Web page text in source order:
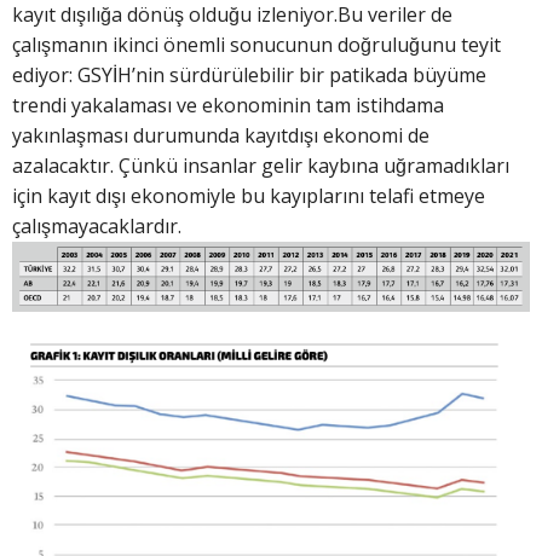
kayıt dışılığa dönüş olduğu izleniyor.Bu veriler de
çalışmanın ikinci önemli sonucunun doğruluğunu teyit
ediyor: GSYİH’nin sürdürülebilir bir patikada büyüme
trendi yakalaması ve ekonominin tam istihdama
yakınlaşması durumunda kayıtdışı ekonomi de
azalacaktır. Çünkü insanlar gelir kaybına uğramadıkları
için kayıt dışı ekonomiyle bu kayıplarını telafi etmeye
çalışmayacaklardır.